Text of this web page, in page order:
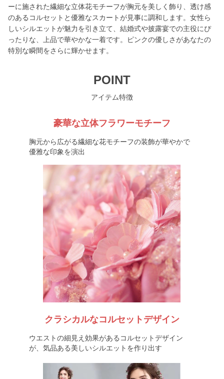
ーに施された繊細な立体花モチーフが胸元を美しく飾り、透け感
のあるコルセットと優雅なスカートが見事に調和します。女性ら
しいシルエットが魅力を引き立て、結婚式や披露宴での主役にぴ
ったりな、上品で華やかな一着です。ピンクの優しさがあなたの
特別な瞬間をさらに輝かせます。
POINT
アイテム特徴
豪華な立体フラワーモチーフ
胸元から広がる繊細な花モチーフの装飾が華やかで
優雅な印象を演出
クラシカルなコルセットデザイン
ウエストの細見え効果があるコルセットデザイン
が、気品ある美しいシルエットを作り出す